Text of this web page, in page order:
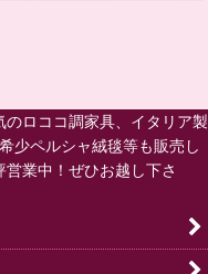
ロココ調家具、イタリア製
少ペルシャ絨毯等も販売し
業中！ぜひお越し下さ